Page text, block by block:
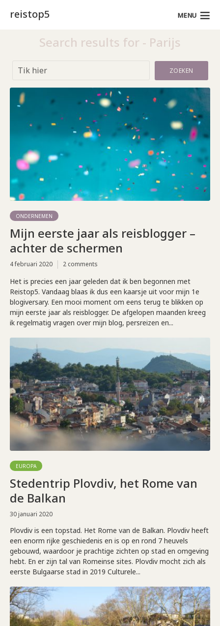
reistop5 MENU
Search results for - Parijs
ZOEKEN
ONDERNEMEN
Mijn eerste jaar als reisblogger –
achter de schermen
4 februari 2020 2 comments
Het is precies een jaar geleden dat ik ben begonnen met
Reistop5. Vandaag blaas ik dus een kaarsje uit voor mijn 1e
blogiversary. Een mooi moment om eens terug te blikken op
mijn eerste jaar als reisblogger. De afgelopen maanden kreeg
ik regelmatig vragen over mijn blog, persreizen en...
EUROPA
Stedentrip Plovdiv, het Rome van
de Balkan
30 januari 2020
Plovdiv is een topstad. Het Rome van de Balkan. Plovdiv heeft
een enorm rijke geschiedenis en is op en rond 7 heuvels
gebouwd, waardoor je prachtige zichten op stad en omgeving
hebt. En er zijn tal van Romeinse sites. Plovdiv mocht zich als
eerste Bulgaarse stad in 2019 Culturele...